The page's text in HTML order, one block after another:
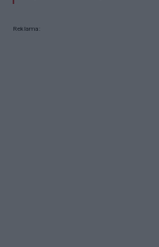
Reklama: